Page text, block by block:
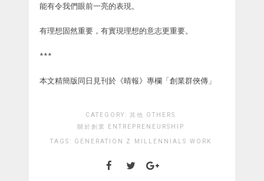
能有令我們眼前一亮的表現。
有理想固然重要，有實現理想的意志更重要。
***
本文精簡版同日見刊於《晴報》專欄「創業群俠傳」
CATEGORY: 其他 OTHERS
關於創業 ENTREPRENEURSHIP
TAGS: GENERATION Z MILLENNIALS WORK